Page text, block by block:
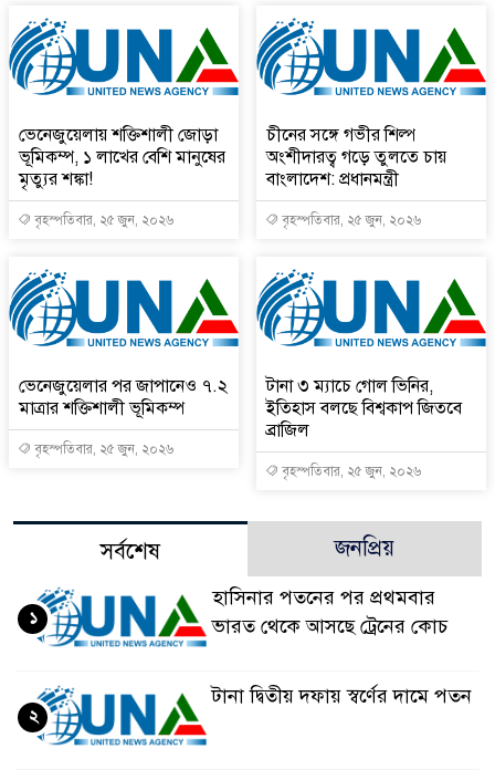
ভেনেজুয়েলায় শক্তিশালী জোড়া
ভূমিকম্প, ১ লাখের বেশি মানুষের
মৃত্যুর শঙ্কা!
বৃহস্পতিবার, ২৫ জুন, ২০২৬
চীনের সঙ্গে গভীর শিল্প
অংশীদারত্ব গড়ে তুলতে চায়
বাংলাদেশ: প্রধানমন্ত্রী
বৃহস্পতিবার, ২৫ জুন, ২০২৬
ভেনেজুয়েলার পর জাপানেও ৭.২
মাত্রার শক্তিশালী ভূমিকম্প
বৃহস্পতিবার, ২৫ জুন, ২০২৬
টানা ৩ ম্যাচে গোল ভিনির,
ইতিহাস বলছে বিশ্বকাপ জিতবে
ব্রাজিল
বৃহস্পতিবার, ২৫ জুন, ২০২৬
সর্বশেষ জনপ্রিয়
হাসিনার পতনের পর প্রথমবার
ভারত থেকে আসছে ট্রেনের কোচ
১
টানা দ্বিতীয় দফায় স্বর্ণের দামে পতন
২